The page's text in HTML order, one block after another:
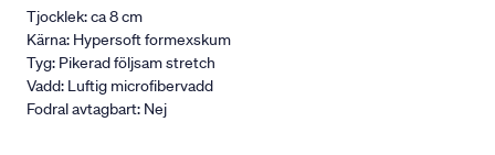
Tjocklek: ca 8 cm
Kärna: Hypersoft formexskum
Tyg: Pikerad följsam stretch
Vadd: Luftig microfibervadd
Fodral avtagbart: Nej